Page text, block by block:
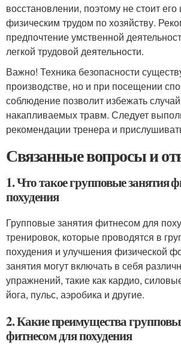
восстановлении, поэтому не стоит
физическим трудом по хозяйству.
предпочтение умственной
легкой трудовой деятельности.
Важно! Техника безопасности
производстве, но и при посещении
соблюдение позволит избежать
накапливаемых травм. Следует
рекомендации тренера и
Связанные вопросы и
1. Что такое групповые занятия
похудения
Групповые занятия фитнесом для
тренировок, которые проводятся в
похудения и улучшения физической
занятия могут включать в себя
упражнений, такие как кардио,
йога, пульс, аэробика и другие.
2. Какие преимущества
фитнесом для похудения